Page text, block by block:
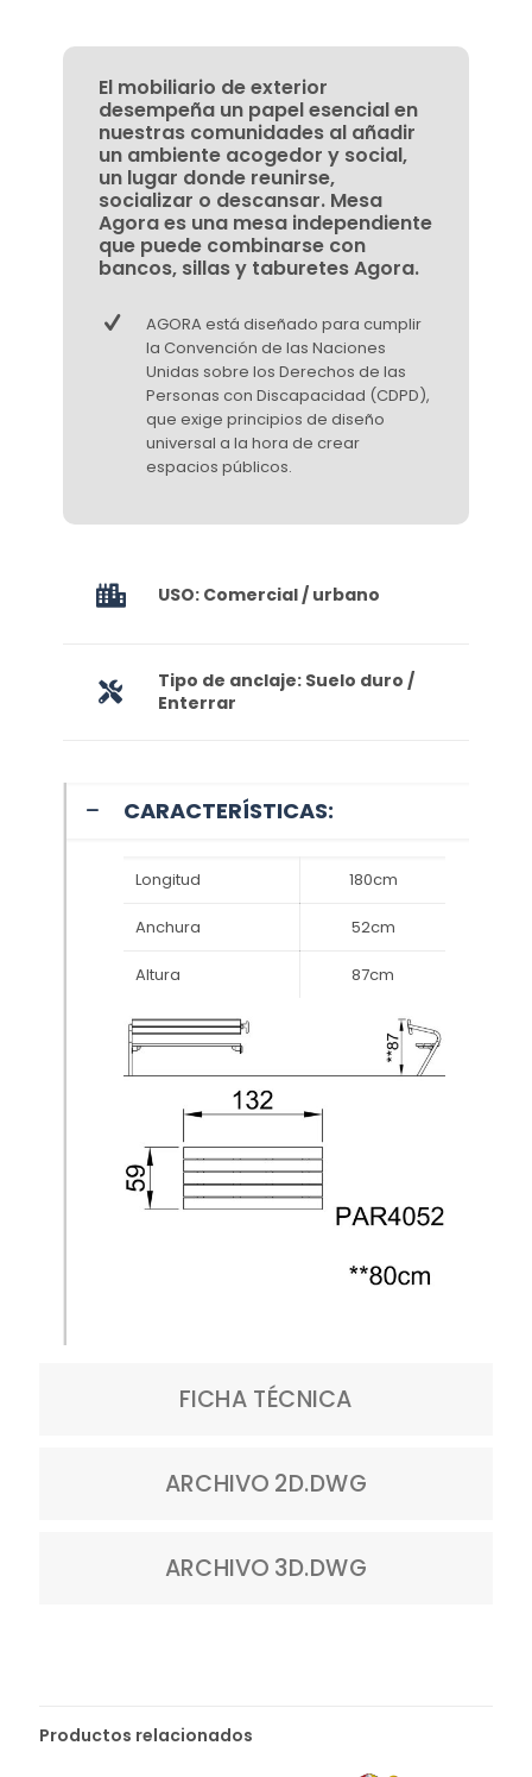
El mobiliario de exterior
desempeña un papel esencial en
nuestras comunidades al añadir
un ambiente acogedor y social,
un lugar donde reunirse,
socializar o descansar. Mesa
Agora es una mesa independiente
que puede combinarse con
bancos, sillas y taburetes Agora.
AGORA está diseñado para cumplir
la Convención de las Naciones
Unidas sobre los Derechos de las
Personas con Discapacidad (CDPD),
que exige principios de diseño
universal a la hora de crear
espacios públicos.
USO: Comercial / urbano
Tipo de anclaje: Suelo duro /
Enterrar
CARACTERÍSTICAS:
Longitud 180cm
Anchura 52cm
Altura 87cm
FICHA TÉCNICA
ARCHIVO 2D.DWG
ARCHIVO 3D.DWG
Productos relacionados